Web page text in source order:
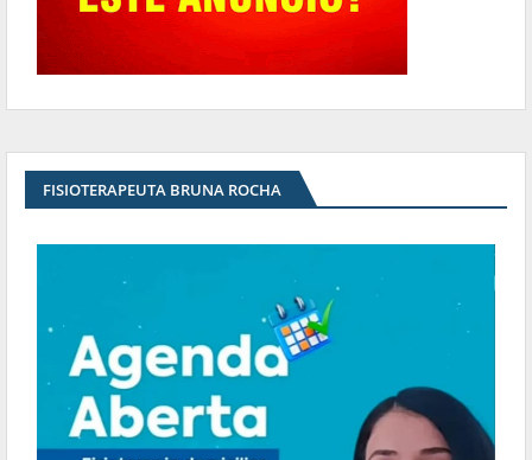
FISIOTERAPEUTA BRUNA ROCHA